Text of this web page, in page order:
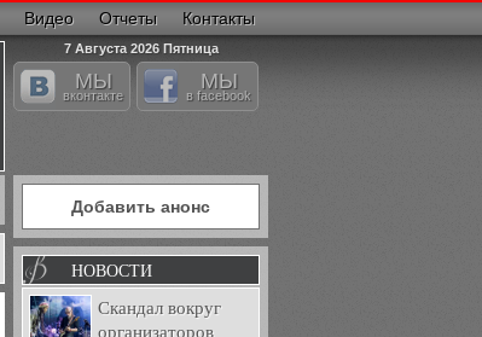
Видео Отчеты Контакты
7 Августа 2026 Пятница
МЫ
вконтакте
МЫ
в facebook
Добавить анонс
НОВОСТИ
Скандал вокруг
организаторов